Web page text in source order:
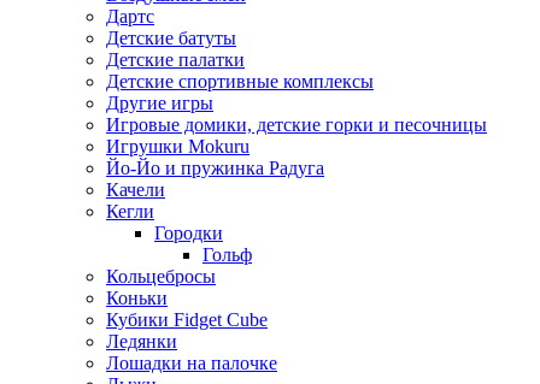
Дартс
Детские батуты
Детские палатки
Детские спортивные комплексы
Другие игры
Игровые домики, детские горки и песочницы
Игрушки Mokuru
Йо-Йо и пружинка Радуга
Качели
Кегли
Городки
Гольф
Кольцебросы
Коньки
Кубики Fidget Cube
Ледянки
Лошадки на палочке